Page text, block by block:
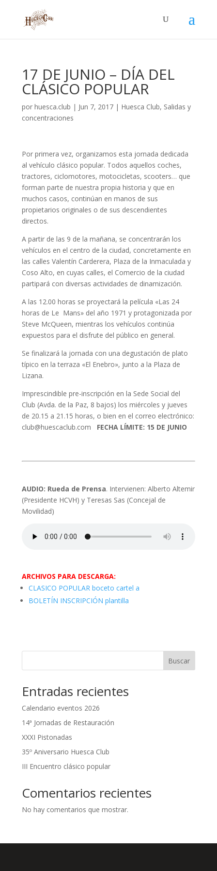
17 DE JUNIO – DÍA DEL
CLÁSICO POPULAR
por huesca.club | Jun 7, 2017| Huesca Club, Salidas y
concentraciones
Por primera vez, organizamos esta jornada dedicada
al vehículo clásico popular. Todos aquellos coches,
tractores, ciclomotores, motocicletas, scooters… que
forman parte de nuestra propia historia y que en
muchos casos, continúan en manos de sus
propietarios originales o de sus descendientes
directos.
A partir de las 9 de la mañana, se concentrarán los
vehículos en el centro de la ciudad, concretamente en
las calles Valentín Carderera, Plaza de la Inmaculada y
Coso Alto, en cuyas calles, el Comercio de la ciudad
partipará con diversas actividades de dinamización.
A las 12.00 horas se proyectará la película «Las 24
horas de Le Mans» del año 1971 y protagonizada por
Steve McQueen, mientras los vehículos continúa
expuestos para el disfrute del público en general.
Se finalizará la jornada con una degustación de plato
típico en la terraza «El Enebro», junto a la Plaza de
Lizana.
Imprescindible pre-inscripción en la Sede Social del
Club (Avda. de la Paz, 8 bajos) los miércoles y jueves
de 20.15 a 21.15 horas, o bien en el correo electrónico:
club@huescaclub.com FECHA LÍMITE: 15 DE JUNIO
AUDIO: Rueda de Prensa. Intervienen: Alberto Altemir
(Presidente HCVH) y Teresas Sas (Concejal de
Movilidad)
ARCHIVOS PARA DESCARGA:
CLASICO POPULAR boceto cartel a
BOLETÍN INSCRIPCIÓN plantilla
Buscar
Entradas recientes
Calendario eventos 2026
14ª Jornadas de Restauración
XXXI Pistonadas
35º Aniversario Huesca Club
III Encuentro clásico popular
Comentarios recientes
No hay comentarios que mostrar.